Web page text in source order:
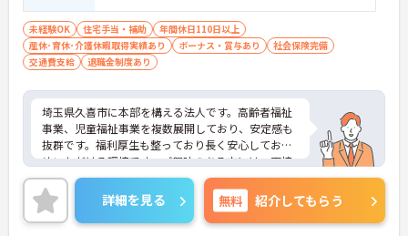
未経験OK 住宅手当・補助
年間休日110日以上
産休･育休･介護休暇取得実績あり
ボーナス・賞与あり
社会保険完備
交通費支給
退職金制度あり
埼玉県久喜市に本部を構える法人です。高齢者福祉
事業、児童福祉事業を複数展開しており、安定感も
抜群です。福利厚生も整っており長く安心してお勤
めいただける環境です。ご興味のある方には、面接
対策ポイントなど、さらに詳細をお話しいたします
のでお気軽にご相談ください！
詳細を見る 無料 紹介してもらう